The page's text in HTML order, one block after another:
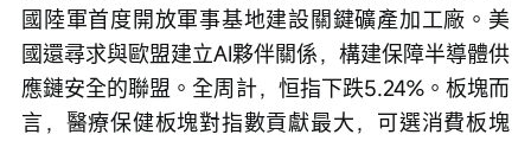
國陸軍首度開放軍事基地建設關鍵礦產加工廠。美
國還尋求與歐盟建立AI夥伴關係，構建保障半導體供
應鏈安全的聯盟。全周計，恒指下跌5.24%。板塊而
言，醫療保健板塊對指數貢獻最大，可選消費板塊